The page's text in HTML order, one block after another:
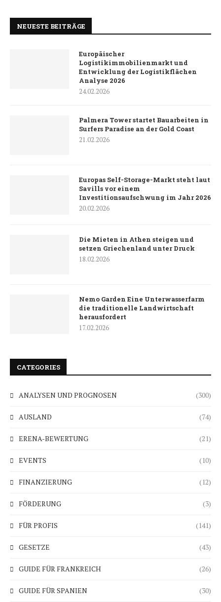
NEUESTE BEITRÄGE
Europäischer
Logistikimmobilienmarkt und
Entwicklung der Logistikflächen
Analyse 2026
24.02.2026
Palmera Tower startet Bauarbeiten in
Surfers Paradise an der Gold Coast
21.02.2026
Europas Self-Storage-Markt steht laut
Savills vor einem
Investitionsaufschwung im Jahr 2026
20.02.2026
Die Mieten in Athen steigen und
setzen Griechenland unter Druck
18.02.2026
Nemo Garden Eine Unterwasserfarm
die traditionelle Landwirtschaft
herausfordert
17.02.2026
CATEGORIES
ANALYSEN UND PROGNOSEN (300)
AUSLAND (74)
ERENA-BEWERTUNG (21)
EVENTS (10)
FINANZIERUNG (12)
FÖRDERUNG (3)
FÜR PROFIS (141)
GESETZE (43)
GUIDE FÜR FRANKREICH (26)
GUIDE FÜR SPANIEN (30)